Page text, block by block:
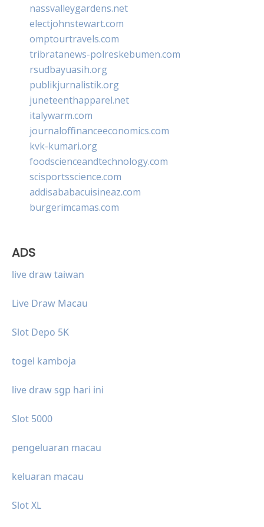
nassvalleygardens.net
electjohnstewart.com
omptourtravels.com
tribratanews-polreskebumen.com
rsudbayuasih.org
publikjurnalistik.org
juneteenthapparel.net
italywarm.com
journaloffinanceeconomics.com
kvk-kumari.org
foodscienceandtechnology.com
scisportsscience.com
addisababacuisineaz.com
burgerimcamas.com
ADS
live draw taiwan
Live Draw Macau
Slot Depo 5K
togel kamboja
live draw sgp hari ini
Slot 5000
pengeluaran macau
keluaran macau
Slot XL